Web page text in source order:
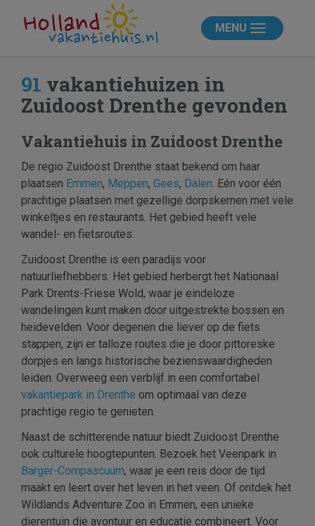
MENU
91 vakantiehuizen in
Zuidoost Drenthe gevonden
Vakantiehuis in Zuidoost Drenthe
De regio Zuidoost Drenthe staat bekend om haar
plaatsen Emmen, Meppen, Gees, Dalen. Eén voor één
prachtige plaatsen met gezellige dorpskernen met vele
winkeltjes en restaurants. Het gebied heeft vele
wandel- en fietsroutes.
Zuidoost Drenthe is een paradijs voor
natuurliefhebbers. Het gebied herbergt het Nationaal
Park Drents-Friese Wold, waar je eindeloze
wandelingen kunt maken door uitgestrekte bossen en
heidevelden. Voor degenen die liever op de fiets
stappen, zijn er talloze routes die je door pittoreske
dorpjes en langs historische bezienswaardigheden
leiden. Overweeg een verblijf in een comfortabel
vakantiepark in Drenthe om optimaal van deze
prachtige regio te genieten.
Naast de schitterende natuur biedt Zuidoost Drenthe
ook culturele hoogtepunten. Bezoek het Veenpark in
Barger-Compascuum, waar je een reis door de tijd
maakt en leert over het leven in het veen. Of ontdek het
Wildlands Adventure Zoo in Emmen, een unieke
dierentuin die avontuur en educatie combineert. Voor